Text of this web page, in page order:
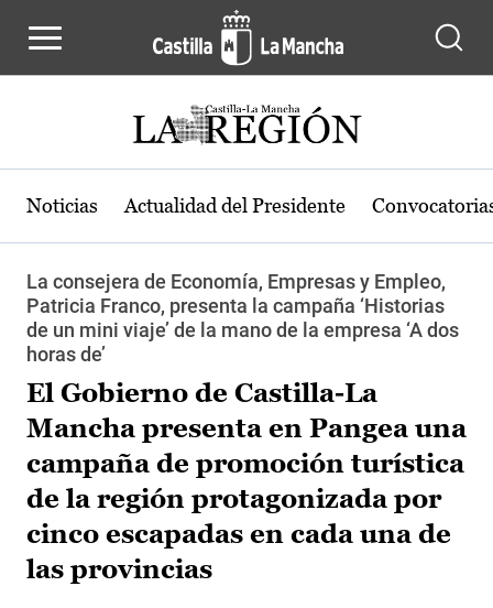
Noticias Actualidad del Presidente
La consejera de Economía, Empresas y Empleo,
Patricia Franco, presenta la campaña ‘Historias
de un mini viaje’ de la mano de la empresa ‘A dos
horas de’
El Gobierno de Castilla-La
Mancha presenta en Pangea una
campaña de promoción turística
de la región protagonizada por
cinco escapadas en cada una de
las provincias